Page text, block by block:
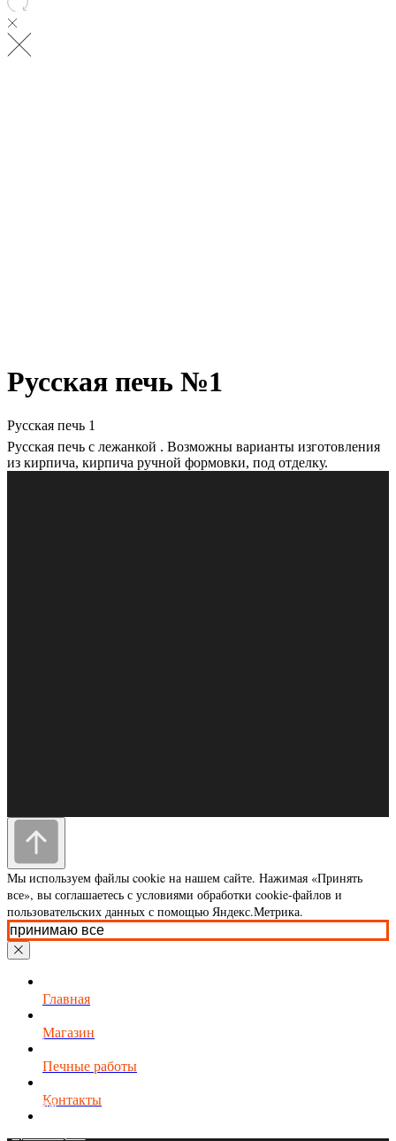
Русская печь №1
Русская печь 1
Русская печь с лежанкой . Возможны варианты изготовления
из кирпича, кирпича ручной формовки, под отделку.
ул. им.Посадского И.Н. д 180/198, Eurokamin
eurokaminsaratov@yandex.ru
тел8 (845-2) 78-32-37
© 2008-2025 Eurokamin-Saratov
Все права защищены.
Заявка
Оплата
Акции
Контакты
Доставка
Оферта
Мы используем файлы cookie на нашем сайте. Нажимая «Принять
все», вы соглашаетесь с условиями обработки cookie-файлов и
пользовательских данных с помощью Яндекс.Метрика.
принимаю все
Главная
Магазин
Печные работы
Контакты